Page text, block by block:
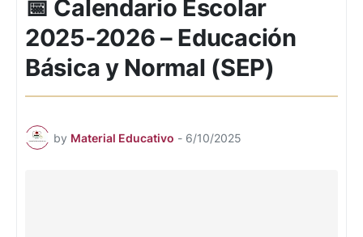
📅 Calendario Escolar
2025-2026 – Educación
Básica y Normal (SEP)
by Material Educativo - 6/10/2025